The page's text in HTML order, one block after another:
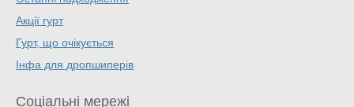
Акції гурт
Гурт, що очікується
Інфа для дропшиперів
Соціальні мережі